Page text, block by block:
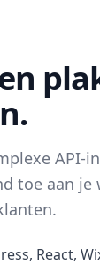
API-
toe aan
React,